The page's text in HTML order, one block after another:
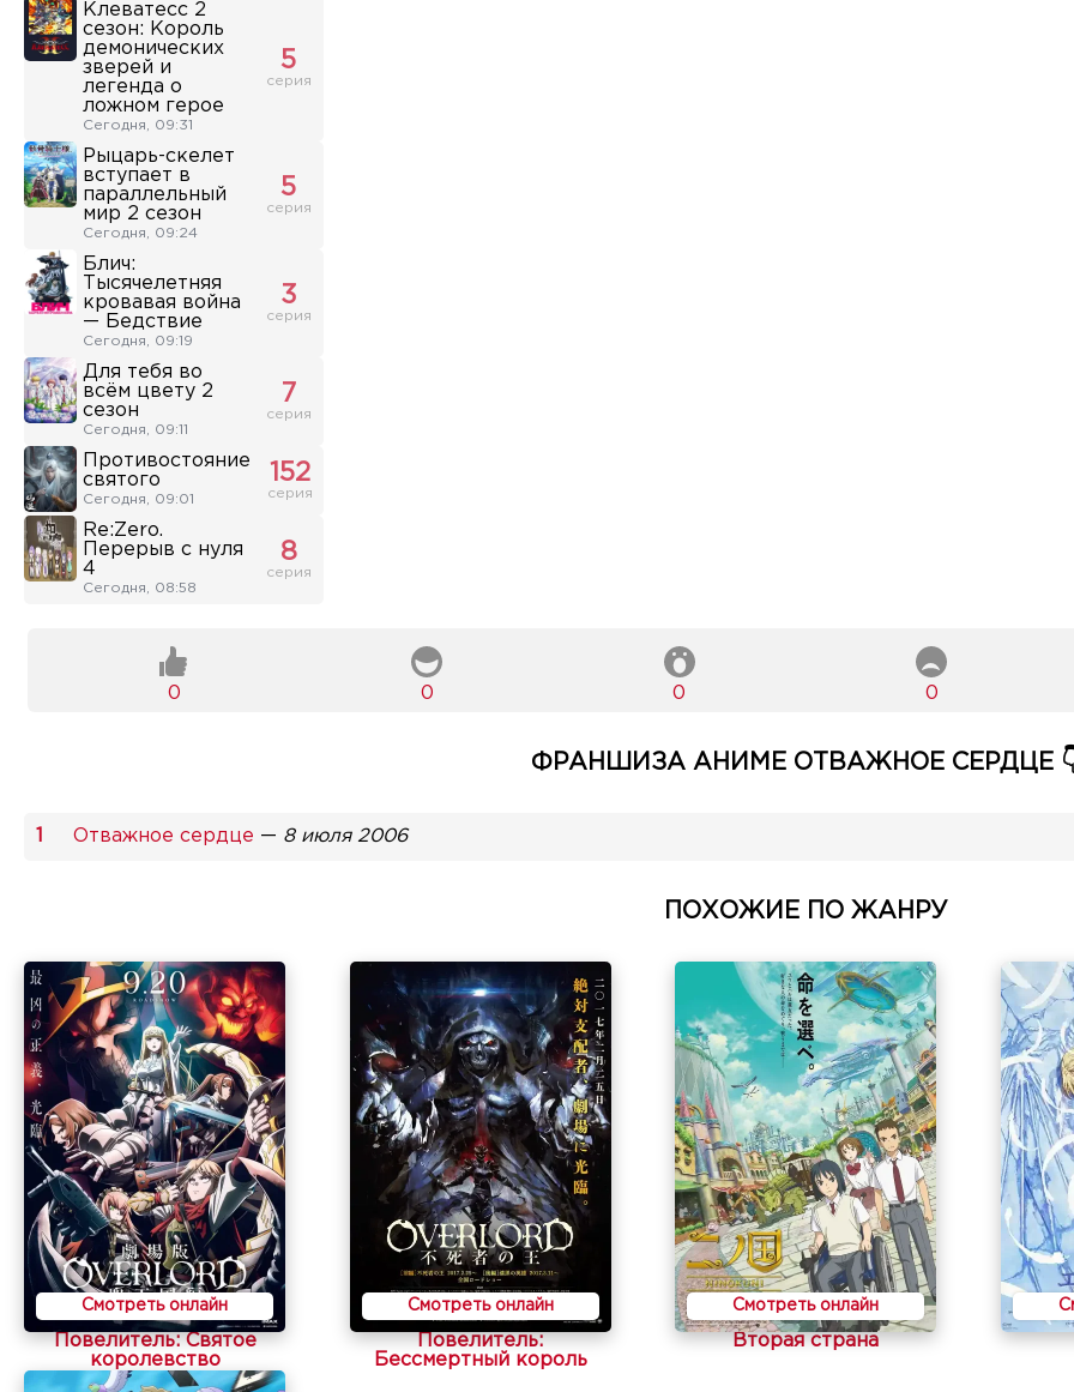
Клеватесс 2
сезон: Король
демонических
зверей и
легенда о
ложном герое
Сегодня, 09:31
5
серия
Рыцарь-скелет
вступает в
параллельный
мир 2 сезон
Сегодня, 09:24
5
серия
Блич:
Тысячелетняя
кровавая война
— Бедствие
Сегодня, 09:19
3
серия
Для тебя во
всём цвету 2
сезон
Сегодня, 09:11
7
серия
Противостояние
святого
Сегодня, 09:01
152
серия
Re:Zero.
Перерыв с нуля
4
Сегодня, 08:58
8
серия
0 0 0 0
ФРАНШИЗА АНИМЕ ОТВАЖНОЕ СЕРДЦЕ
Отважное сердце — 8 июля 2006
ПОХОЖИЕ ПО ЖАНРУ
Смотреть онлайн
Повелитель: Святое
королевство
Смотреть онлайн
Повелитель:
Бессмертный король
Смотреть онлайн
Вторая страна